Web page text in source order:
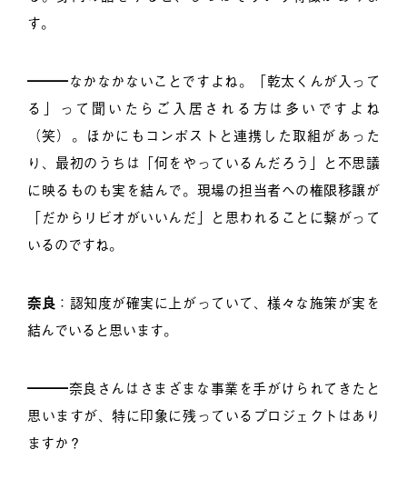
す。
━━━なかなかないことですよね。「乾太くんが入って
る」って聞いたらご入居される方は多いですよね
（笑）。ほかにもコンポストと連携した取組があった
り、最初のうちは「何をやっているんだろう」と不思議
に映るものも実を結んで。現場の担当者への権限移譲が
「だからリビオがいいんだ」と思われることに繋がって
いるのですね。
奈良 ：認知度が確実に上がっていて、様々な施策が実を
結んでいると思います。
━━━奈良さんはさまざまな事業を手がけられてきたと
思いますが、特に印象に残っているプロジェクトはあり
ますか？